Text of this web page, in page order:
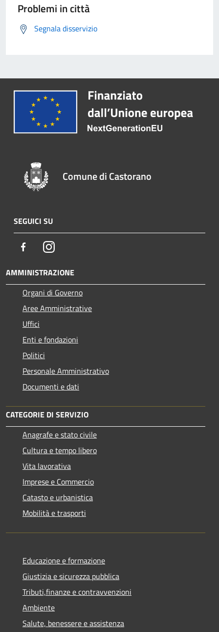
Problemi in città
Segnala disservizio
Comune di Castorano
SEGUICI SU
FacebookInstagram
AMMINISTRAZIONE
Organi di Governo
Aree Amministrative
Uffici
Enti e fondazioni
Politici
Personale Amministrativo
Documenti e dati
CATEGORIE DI SERVIZIO
Anagrafe e stato civile
Cultura e tempo libero
Vita lavorativa
Imprese e Commercio
Catasto e urbanistica
Mobilità e trasporti
Educazione e formazione
Giustizia e sicurezza pubblica
Tributi,finanze e contravvenzioni
Ambiente
Salute, benessere e assistenza